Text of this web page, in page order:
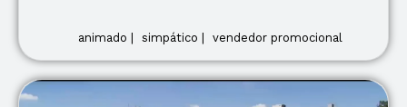
animado | simpático | vendedor promocional